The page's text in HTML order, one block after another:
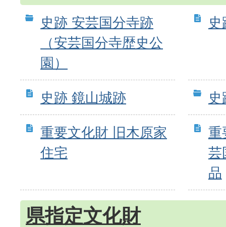
史跡 安芸国分寺跡
（安芸国分寺歴史公
園）
史跡 鏡山城跡
重要文化財 旧木原家
住宅
重
芸
品
県指定文化財